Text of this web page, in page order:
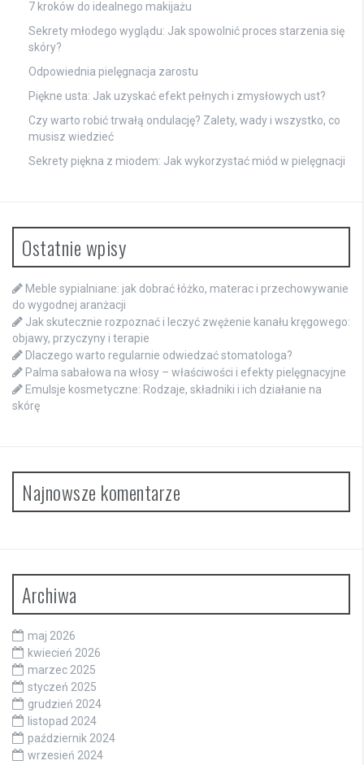
7 kroków do idealnego makijażu
Sekrety młodego wyglądu: Jak spowolnić proces starzenia się
skóry?
Odpowiednia pielęgnacja zarostu
Piękne usta: Jak uzyskać efekt pełnych i zmysłowych ust?
Czy warto robić trwałą ondulację? Zalety, wady i wszystko, co
musisz wiedzieć
Sekrety piękna z miodem: Jak wykorzystać miód w pielęgnacji
Ostatnie wpisy
Meble sypialniane: jak dobrać łóżko, materac i przechowywanie
do wygodnej aranżacji
Jak skutecznie rozpoznać i leczyć zwężenie kanału kręgowego:
objawy, przyczyny i terapie
Dlaczego warto regularnie odwiedzać stomatologa?
Palma sabałowa na włosy – właściwości i efekty pielęgnacyjne
Emulsje kosmetyczne: Rodzaje, składniki i ich działanie na
skórę
Najnowsze komentarze
Archiwa
maj 2026
kwiecień 2026
marzec 2025
styczeń 2025
grudzień 2024
listopad 2024
październik 2024
wrzesień 2024